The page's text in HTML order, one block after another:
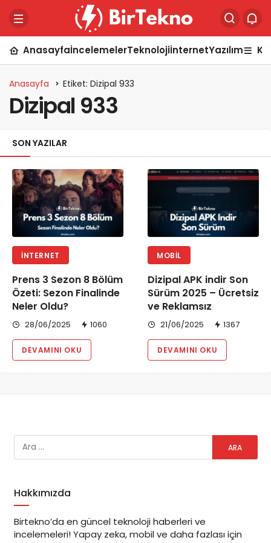
AnasayfaİncelemelerTeknolojiİnternetYazılım
Anasayfa Etiket: Dizipal 933
Dizipal 933
SON YAZILAR
İNTERNET
Prens 3 Sezon 8 Bölüm
Özeti: Sezon Finalinde
Neler Oldu?
28/06/2025 1060
DEVAMINI OKU
MOBIL
Dizipal APK indir Son
Sürüm 2025 – Ücretsiz
ve Reklamsız
21/06/2025 1367
DEVAMINI OKU
Hakkımızda
Birtekno’da en güncel teknoloji haberleri ve
incelemeleri! Yapay zeka, mobil ve daha fazlası için